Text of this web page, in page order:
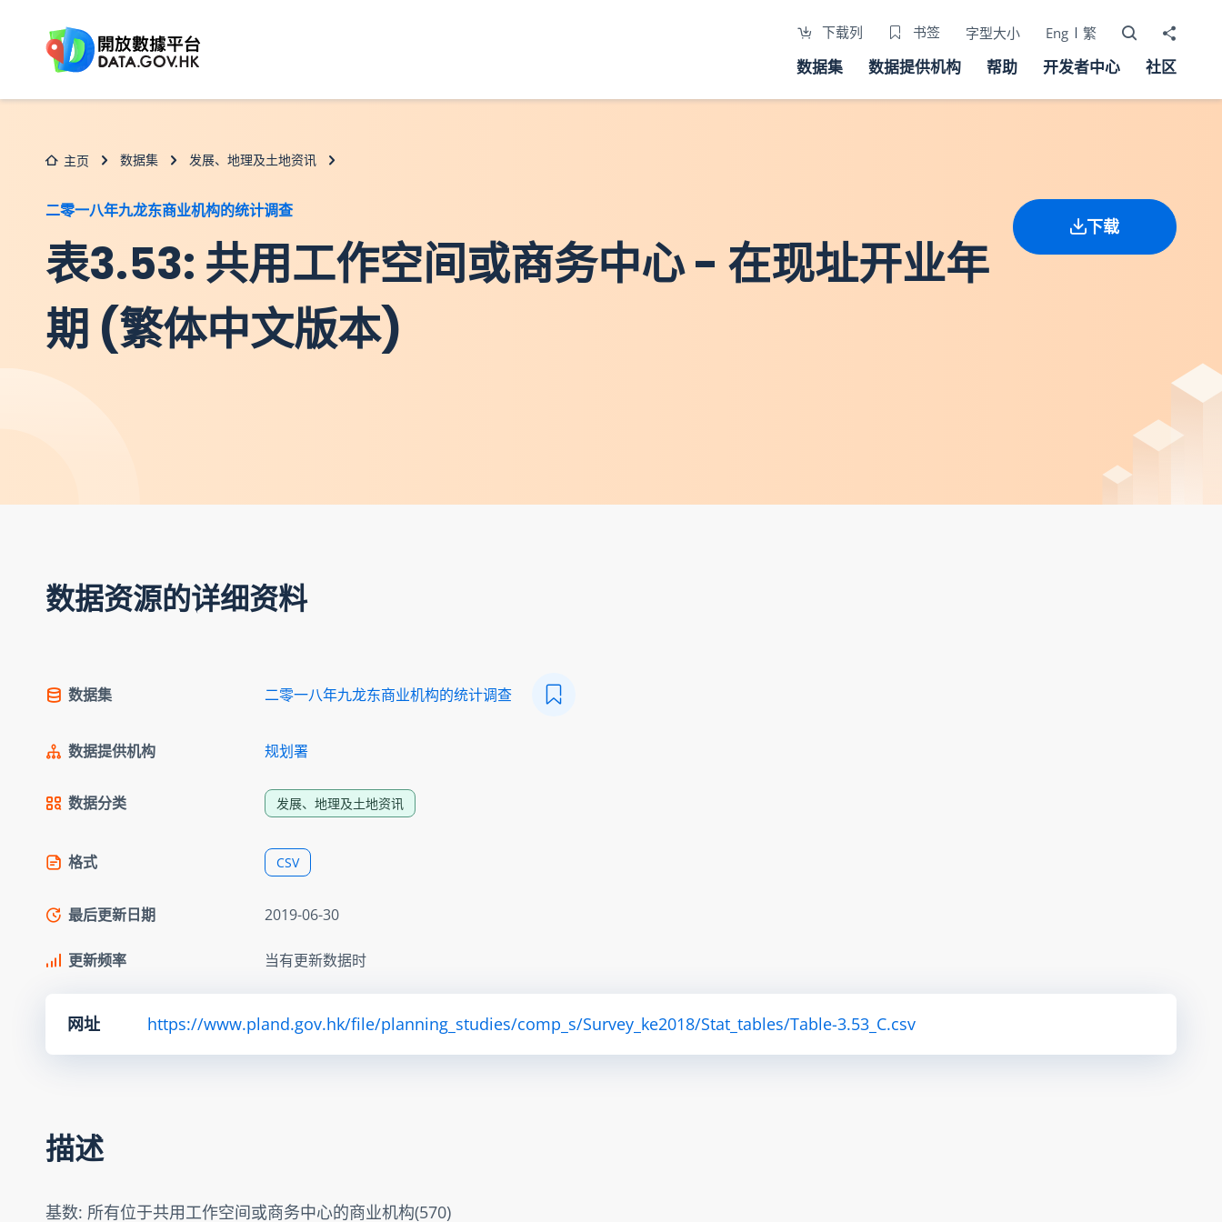
下载列 书签 字型大小 Eng 繁 打开搜寻器
分享至
数据集 数据提供机构 帮助 开发者中心 社区
主页 数据集 发展、地理及土地资讯
二零一八年九龙东商业机构的统计调查
表3.53: 共用工作空间或商务中心 - 在现址开业年
期 (繁体中文版本)
下载
数据资源的详细资料
数据集 二零一八年九龙东商业机构的统计调查
数据提供机构 规划署
数据分类 发展、地理及土地资讯
格式 CSV
最后更新日期 2019-06-30
更新频率 当有更新数据时
网址 https://www.pland.gov.hk/file/planning_studies/comp_s/Survey_ke2018/Stat_tables/Table-3.53_C.csv
描述
基数: 所有位于共用工作空间或商务中心的商业机构(570)